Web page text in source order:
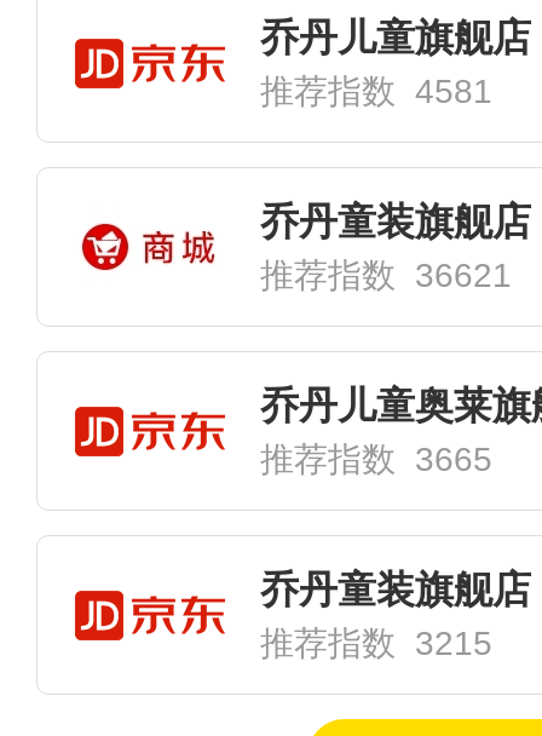
乔丹儿童旗舰店
推荐指数 4581
乔丹童装旗舰店
推荐指数 36621
乔丹儿童奥莱旗
推荐指数 3665
乔丹童装旗舰店
推荐指数 3215